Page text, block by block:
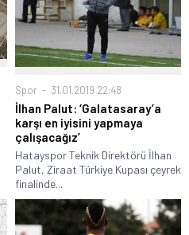
Spor 31.01.2019 22:48
İlhan Palut: ‘Galatasaray’a
karşı en iyisini yapmaya
çalışacağız’
Hatayspor Teknik Direktörü İlhan
Palut, Ziraat Türkiye Kupası çeyrek
finalinde...